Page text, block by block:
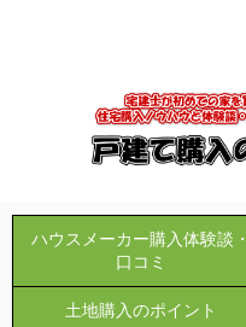
ハウスメーカー購入体験談・
口コミ
土地購入のポイント